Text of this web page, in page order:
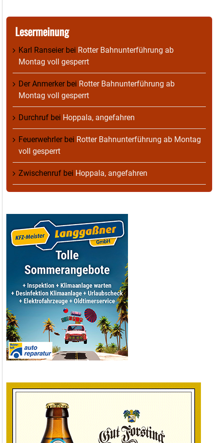
Lesermeinung
Karl Ranseierbei Rotter Bahnunterführung ab
Montag voll gesperrt
Der Anmerkerbei Rotter Bahnunterführung ab
Montag voll gesperrt
Durchruf bei Hoppala, angefahren
Feuerwehrlerbei Rotter Bahnunterführung ab Montag
voll gesperrt
Zwischenruf bei Hoppala, angefahren